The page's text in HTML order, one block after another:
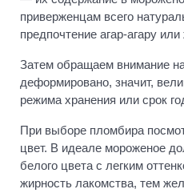
приверженцам всего
предпочтение агар-агару
Затем обращаем внимание
деформировано, значит,
режима хранения или срок
При выборе пломбира
цвет. В идеале мороженое
белого цвета с легким
жирность лакомства, тем